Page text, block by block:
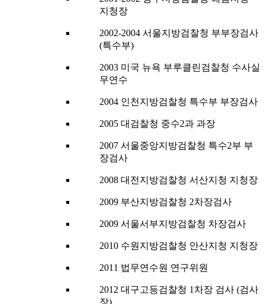
지청장
2002-2004 서울지방검찰청 부부장검사
(특수부)
2003 미국 뉴욕 부루클린검찰청 수사실
무연수
2004 인천지방검찰청 특수부 부장검사
2005 대검찰청 중수2과 과장
2007 서울중앙지방검찰청 특수2부 부
장검사
2008 대전지방검찰청 서산지청 지청장
2009 부산지방검찰청 2차장검사
2009 서울서부지방검찰청 차장검사
2010 수원지방검찰청 안산지청 지청장
2011 법무연수원 연구위원
2012 대구고등검찰청 1차장 검사 (검사